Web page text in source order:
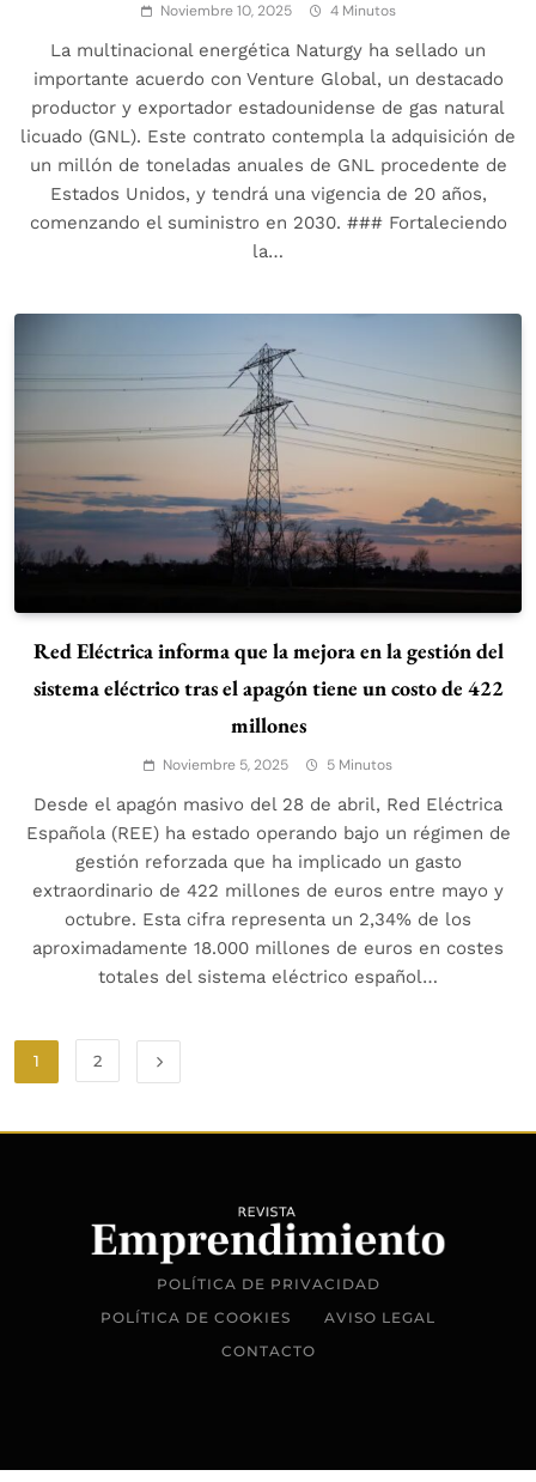
Noviembre 10, 2025 4 Minutos
La multinacional energética Naturgy ha sellado un
importante acuerdo con Venture Global, un destacado
productor y exportador estadounidense de gas natural
licuado (GNL). Este contrato contempla la adquisición de
un millón de toneladas anuales de GNL procedente de
Estados Unidos, y tendrá una vigencia de 20 años,
comenzando el suministro en 2030. ### Fortaleciendo
la…
Red Eléctrica informa que la mejora en la gestión del
sistema eléctrico tras el apagón tiene un costo de 422
millones
Noviembre 5, 2025 5 Minutos
Desde el apagón masivo del 28 de abril, Red Eléctrica
Española (REE) ha estado operando bajo un régimen de
gestión reforzada que ha implicado un gasto
extraordinario de 422 millones de euros entre mayo y
octubre. Esta cifra representa un 2,34% de los
aproximadamente 18.000 millones de euros en costes
totales del sistema eléctrico español…
1 2
POLÍTICA DE PRIVACIDAD
POLÍTICA DE COOKIES
AVISO LEGAL
CONTACTO